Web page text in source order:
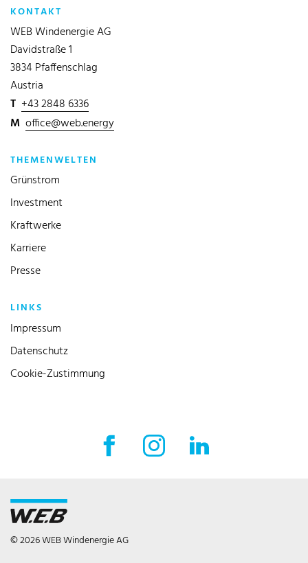
KONTAKT
WEB Windenergie AG
Davidstraße 1
3834 Pfaffenschlag
Austria
T +43 2848 6336
M office@web.energy
THEMENWELTEN
Grünstrom
Investment
Kraftwerke
Karriere
Presse
LINKS
Impressum
Datenschutz
Cookie-Zustimmung
Facebook Externer Link
Instagram Externer Link
© 2026 WEB Windenergie AG